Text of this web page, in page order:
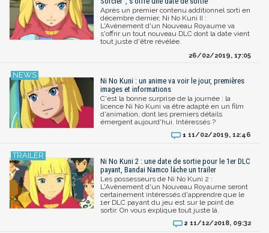
Après un premier contenu additionnel sorti en
décembre dernier, Ni No Kuni II :
L'Avènement d'un Nouveau Royaume va
s'offrir un tout nouveau DLC dont la date vient
tout juste d'être révélée.
26/02/2019, 17:05
Ni No Kuni : un anime va voir le jour, premières
images et informations
C'est la bonne surprise de la journée : la
licence Ni No Kuni va être adapté en un film
d'animation, dont les premiers détails
émergent aujourd'hui. Intéressés ?
1 11/02/2019, 12:46
Ni No Kuni 2 : une date de sortie pour le 1er DLC
payant, Bandai Namco lâche un trailer
Les possesseurs de Ni No Kuni 2 :
L'Avènement d'un Nouveau Royaume seront
certainement intéressés d'apprendre que le
1er DLC payant du jeu est sur le point de
sortir. On vous explique tout juste là.
2 11/12/2018, 09:32